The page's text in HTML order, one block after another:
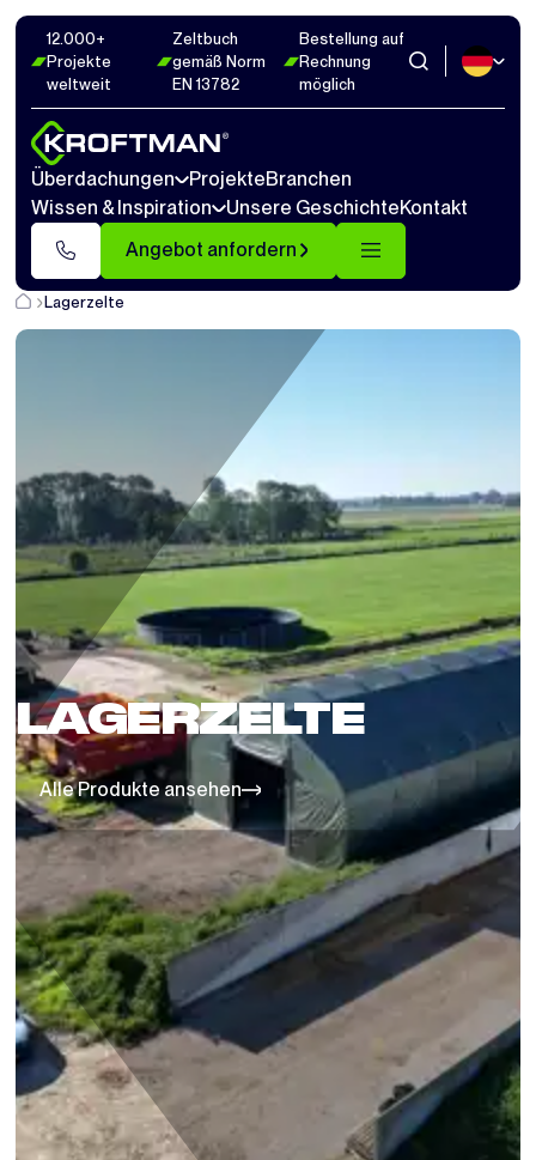
12.000+
Projekte
weltweit
Zeltbuch
gemäß Norm
EN 13782
Bestellung auf
Rechnung
möglich
Überdachungen ProjekteBranchen
Wissen & Inspiration
Unsere GeschichteKontakt
Angebot anfordern
Lagerzelte
LAGERZELTE
Alle Produkte ansehen